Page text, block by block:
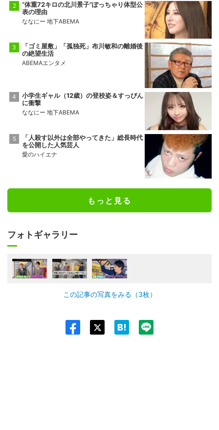
“体重72キロの北川景子”ぽっちゃり体型公
表の理由
ななにー 地下ABEMA
「ゴミ屋敷」「孤独死」布川敏和の離婚後
の絶望生活
ABEMAエンタメ
小学生ギャル（12歳）の登校姿＆すっぴん
に衝撃
ななにー 地下ABEMA
「人殺す以外は全部やってきた」総長時代
を公開した人気芸人
愛のハイエナ
もっと見る
フォトギャラリー
この記事の写真をみる（3枚）